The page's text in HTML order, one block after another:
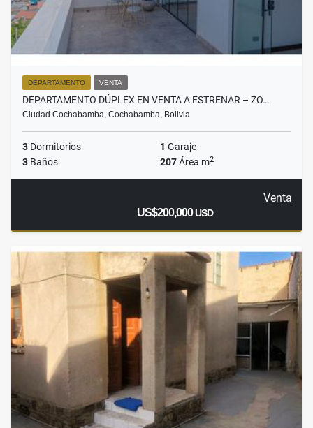
DEPARTAMENTO VENTA
DEPARTAMENTO DÚPLEX EN VENTA A ESTRENAR – ZO…
Ciudad Cochabamba, Cochabamba, Bolivia
3 Dormitorios 1 Garaje
3 Baños 207Área m2
Venta
US$200,000USD